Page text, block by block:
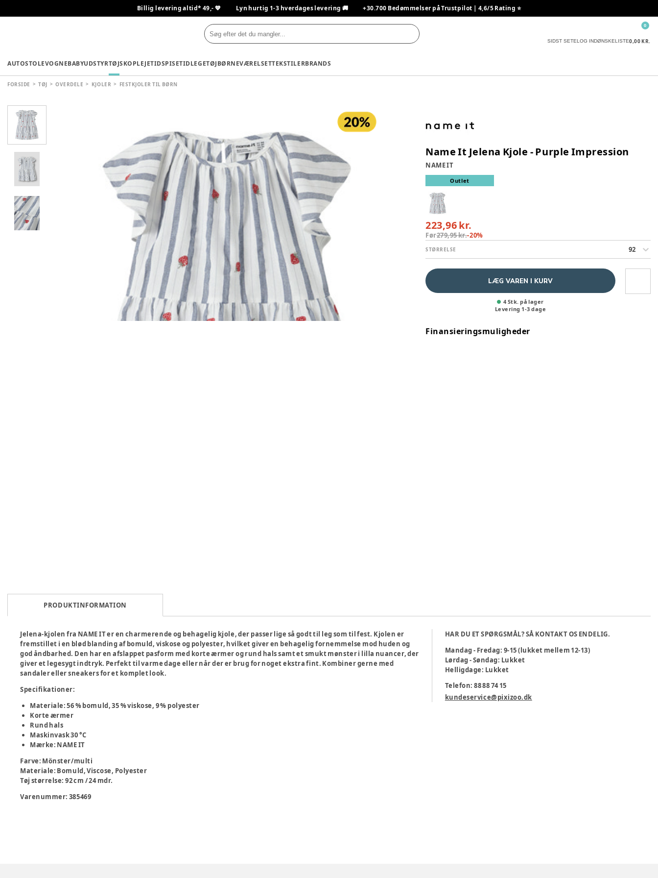
Billig levering altid* 49,- 💙 Lyn hurtig 1-3 hverdages levering 🚚 +30.700 Bedømmelser på Trustpilot | 4,6/5 Rating ⭐️
SIDST SETELOG INDØNSKELISTE0,00 KR.
0
AUTOSTOLEVOGNEBABYUDSTYRTØJSKOPLEJETIDSPISETIDLEGETØJBØRNEVÆRELSETTEKSTILERBRANDS
FORSIDE TØJ OVERDELE KJOLER FESTKJOLER TIL BØRN
Name It Jelena Kjole - Purple Impression
NAME IT
Outlet
223,96 kr.
Før279,95 kr.-20%
STØRRELSE 92
LÆG VAREN I KURV
4 Stk. på lager
Levering 1-3 dage
Finansieringsmuligheder
PRODUKTINFORMATION
Jelena-kjolen fra NAME IT er en charmerende og behagelig kjole, der passer lige så godt til leg som til fest. Kjolen er
fremstillet i en blød blanding af bomuld, viskose og polyester, hvilket giver en behagelig fornemmelse mod huden og
god åndbarhed. Den har en afslappet pasform med korte ærmer og rund hals samt et smukt mønster i lilla nuancer, der
giver et legesygt indtryk. Perfekt til varme dage eller når der er brug for noget ekstra fint. Kombiner gerne med
sandaler eller sneakers for et komplet look.
Specifikationer:
Materiale: 56 % bomuld, 35 % viskose, 9 % polyester
Korte ærmer
Rund hals
Maskinvask 30 °C
Mærke: NAME IT
Farve: Mönster/multi
Materiale: Bomuld, Viscose, Polyester
Tøj størrelse:92 cm / 24 mdr.
Varenummer: 385469
HAR DU ET SPØRGSMÅL? SÅ KONTAKT OS ENDELIG.
Mandag - Fredag: 9-15 (lukket mellem 12-13)
Lørdag - Søndag: Lukket
Helligdage: Lukket
Telefon: 88 88 74 15
kundeservice@pixizoo.dk